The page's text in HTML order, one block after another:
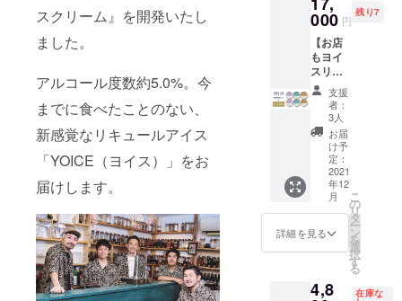
スクリーム』を開発いたし
ました。
アルコール度数約5.0%。今
までに食べたことのない、
新感覚なリキュールアイス
「YOICE（ヨイス）」をお
届けします。
込みま
した。
柚子の
香りが
日本酒
にマッ
チし
た、贅
沢な味
わいで
す。 ※
一般販
売予定
価格：
4141（
よいよ
い）円
（税
送料870
円 ※ヨ
は早急
にご連
絡致し
ます。
※本製品
にはア
ルコー
ルが含
まれて
いるた
め20歳
未満の
方、妊
娠中・
授乳中
自動
車・バ
自転車
等を運
製造状
況によ
り出荷
時期が
遅れる
場合が
ござい
ます、
その際
は早急
にご連
絡致し
ます。
※本製品
にはア
ルが含
まれて
未満の
アル
コール
入り商
品の
為、20
歳未満
の方の
ご購入
はご遠
慮くだ
さい。
※お届け
は2021
年12月
を予定
りま
す。 ※
り出荷
送料
込）→
10,300
円
（税・
送料
込） ※
ヨイス
リター
ンは550
円お得
でヨイ
ス。 ※
クール
便での
送料込
コール
・ハー
ブ
ティー
2個 ・
YOICE
エナ
ジー・
ハーブ
ティー
2個 ・
YOICE
グッド
スリー
プ・
コー
ヒー 2
※『Orie
Herbs
000 円
残り7
【お店
もヨイ
スリ
ター
ン】限
定10
セット
YOICE
（ヨイ
ス）3種
6個セッ
食事券
15,000
円分 ・
YOICE
ティー
支援
者：
3人
お届
け予
定：
2021
年12
月
詳細を見る
こ
の
リ
タ
ー
ン
を
選
択
す
る
4,8 在庫な